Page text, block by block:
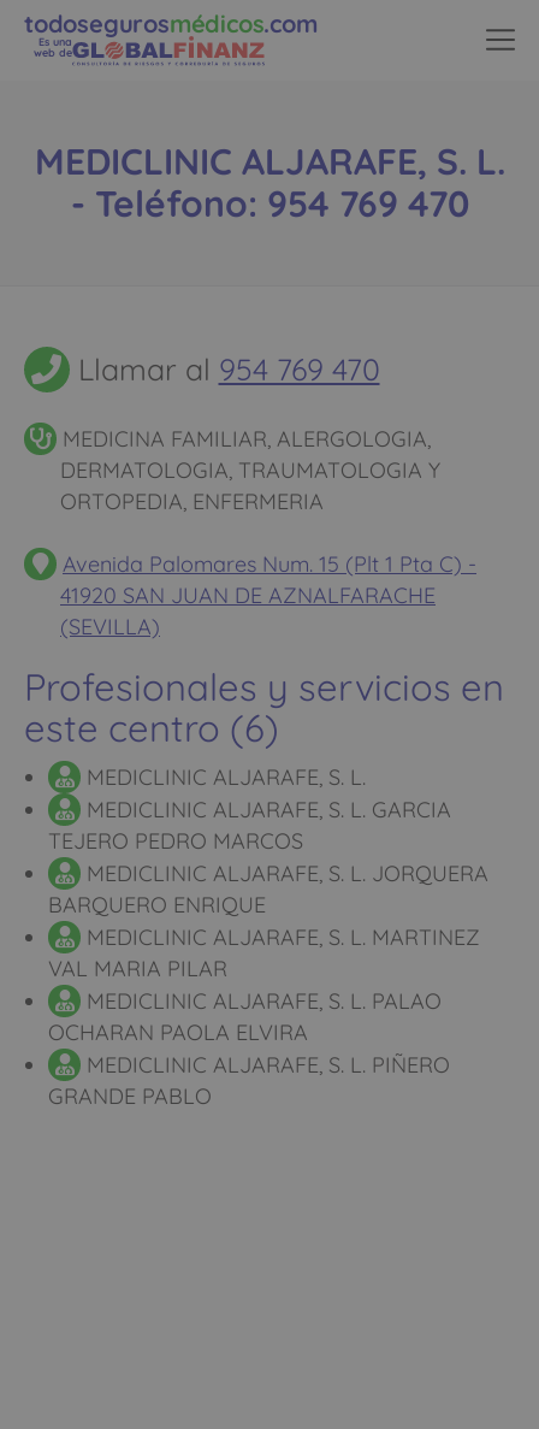
todosegurosmédicos.com
Es una
web de
MEDICLINIC ALJARAFE, S. L.
- Teléfono: 954 769 470
Llamar al 954 769 470
MEDICINA FAMILIAR, ALERGOLOGIA,
DERMATOLOGIA, TRAUMATOLOGIA Y
ORTOPEDIA, ENFERMERIA
Avenida Palomares Num. 15 (Plt 1 Pta C) -
41920 SAN JUAN DE AZNALFARACHE
(SEVILLA)
Profesionales y servicios en
este centro (6)
MEDICLINIC ALJARAFE, S. L.
MEDICLINIC ALJARAFE, S. L. GARCIA
TEJERO PEDRO MARCOS
MEDICLINIC ALJARAFE, S. L. JORQUERA
BARQUERO ENRIQUE
MEDICLINIC ALJARAFE, S. L. MARTINEZ
VAL MARIA PILAR
MEDICLINIC ALJARAFE, S. L. PALAO
OCHARAN PAOLA ELVIRA
MEDICLINIC ALJARAFE, S. L. PIÑERO
GRANDE PABLO